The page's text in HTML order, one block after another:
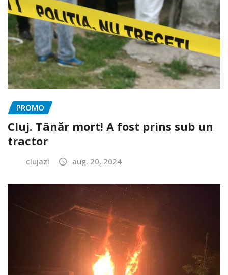
PROMO
Cluj. Tânăr mort! A fost prins sub un
tractor
clujazi aug. 20, 2024